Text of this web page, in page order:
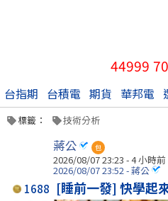
44999
台指期 台積電 期貨 華邦電
標籤： 技術分析
蔣公 包
2026/08/07 23:23 -4 小時前
2026/08/07 23:52 - 蔣公
1688 [睡前一發] 快學起